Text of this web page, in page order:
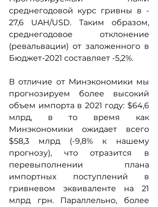
среднегодовой курс гривны в -
27,6 UAH/USD. Таким образом,
среднегодовое отклонение
(ревальвации) от заложенного в
Бюджет-2021 составляет -5,2%.
В отличие от Минэкономики мы
прогнозируем более высокий
объем импорта в 2021 году: $64,6
млрд, в то время как
Минэкономики ожидает всего
$58,3 млрд (-9,8% к нашему
прогнозу), что отразится в
перевыполнении плана
импортных поступлений в
гривневом эквиваленте на 21
млрд грн. Параллельно, более